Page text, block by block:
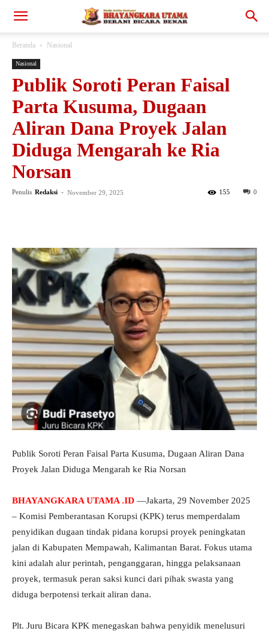
Beranda Nasional
Nasional
Publik Soroti Peran Faisal
Parta Kusuma, Dugaan
Aliran Dana Proyek Jalan
Diduga Mengarah ke Ria
Norsan
Penulis Redaksi - November 29, 2025 0
155
Publik Soroti Peran Faisal Parta Kusuma, Dugaan Aliran Dana
Proyek Jalan Diduga Mengarah ke Ria Norsan
BHAYANGKARA UTAMA .ID —Jakarta, 29 November 2025
– Komisi Pemberantasan Korupsi (KPK) terus memperdalam
penyidikan dugaan tindak pidana korupsi proyek peningkatan
jalan di Kabupaten Mempawah, Kalimantan Barat. Fokus utama
kini adalah alur perintah, penganggaran, hingga pelaksanaan
proyek, termasuk peran saksi kunci dari pihak swasta yang
diduga berpotensi terkait aliran dana.
Plt. Juru Bicara KPK menegaskan bahwa penyidik menelusuri